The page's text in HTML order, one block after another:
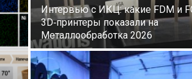
Интервью с ИКЦ: какие FDM и
3D‑принтеры показали на
Металлообработка 2026